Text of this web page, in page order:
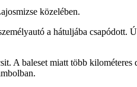
közelében.
a hátuljába
A baleset miatt több